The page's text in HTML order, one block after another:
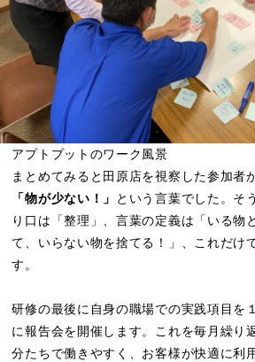
アプトプットのワーク風景
まとめてみると田原店を視察した参加者
「物が少ない！」
という言葉でした。そ
り口は「整理」、言葉の定義は「いる物
て、いらない物を捨てる！」、これだけ
す。
研修の最後に自身の職場での実践項目を
に報告会を開催します。これを毎月繰り
分たちで働きやすく、お客様が快適に利